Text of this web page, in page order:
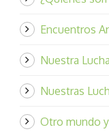
Encuentros
Nuestra Lucha
Nuestras
Otro mundo